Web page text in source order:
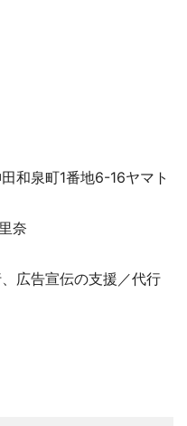
和泉町1番地6-16ヤマト
奈
広告宣伝の支援／代行